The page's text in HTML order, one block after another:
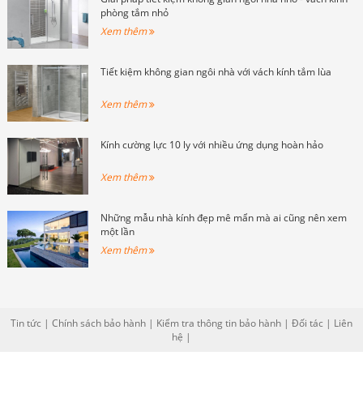
phòng tắm nhỏ
Xem thêm
Tiết kiệm không gian ngôi nhà với vách kính tắm lùa
Xem thêm
Kính cường lực 10 ly với nhiều ứng dụng hoàn hảo
Xem thêm
Những mẫu nhà kính đẹp mê mẩn mà ai cũng nên xem
một lần
Xem thêm
Tin tức | Chính sách bảo hành| Kiểm tra thông tin bảo hành| Đối tác | Liên
hệ |